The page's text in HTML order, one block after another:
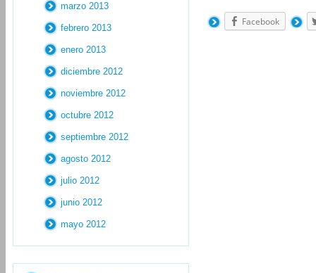
Facebook
marzo 2013
febrero 2013
enero 2013
diciembre 2012
noviembre 2012
octubre 2012
septiembre 2012
agosto 2012
julio 2012
junio 2012
mayo 2012